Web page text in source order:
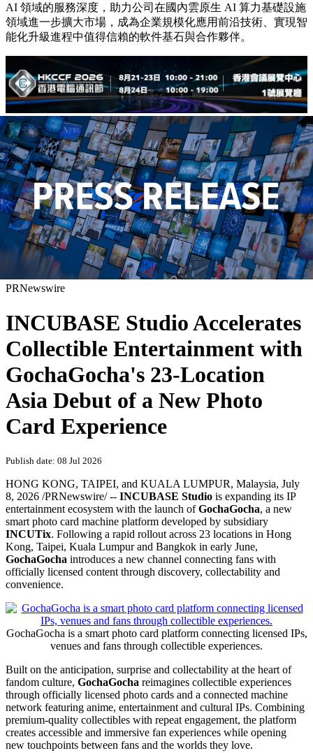
AI 領域的服務深度，助力公司在國內雲原生 AI 算力基礎設施
領域進一步擴大市場，成為企業規模化應用前沿技術、實現智
能化升級進程中值得信賴的軟件基石與合作夥伴。
PRNewswire
INCUBASE Studio Accelerates
Collectible Entertainment with
GochaGocha's 23-Location
Asia Debut of a New Photo
Card Experience
Publish date: 08 Jul 2026
HONG KONG, TAIPEI, and KUALA LUMPUR, Malaysia, July
8, 2026 /PRNewswire/ -- INCUBASE Studio is expanding its IP
entertainment ecosystem with the launch ofGochaGocha, a new
smart photo card machine platform developed by subsidiary
INCUTix. Following a rapid rollout across 23 locations in Hong
Kong, Taipei, Kuala Lumpur and Bangkok in early June,
GochaGocha introduces a new channel connecting fans with
officially licensed content through discovery, collectability and
convenience.
GochaGocha is a smart photo card platform connecting licensed IPs,
venues and fans through collectible experiences.
Built on the anticipation, surprise and collectability at the heart of
fandom culture, GochaGocha reimagines collectible experiences
through officially licensed photo cards and a connected machine
network featuring anime, entertainment and cultural IPs. Combining
premium-quality collectibles with repeat engagement, the platform
creates accessible and immersive fan experiences while opening
new touchpoints between fans and the worlds they love.